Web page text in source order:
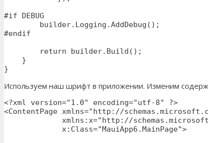
#if DEBUG
        builder.Logging.AddDebug();
#endif
        return builder.Build();
    }
}
Используем наш шрифт в приложении. Изменим
<?xml version="1.0" encoding="utf-8" ?>
<ContentPage xmlns="http://
xmlns:x="http://
             x:Class="MauiApp6.MainPage">